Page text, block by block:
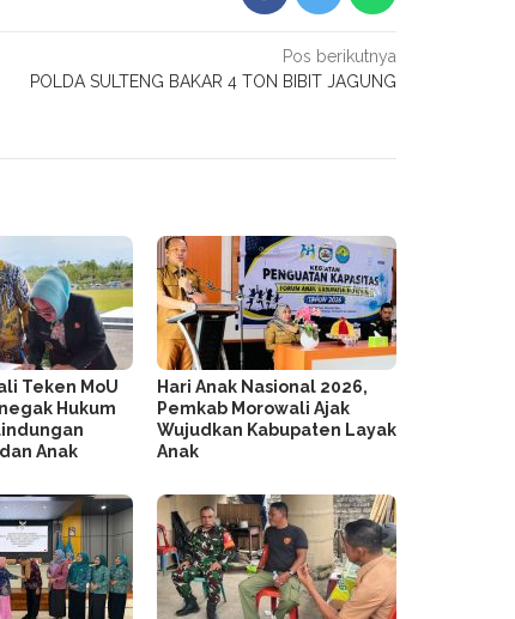
Pos berikutnya
POLDA SULTENG BAKAR 4 TON BIBIT JAGUNG
Teken MoU
Hukum
Anak
Hari Anak Nasional 2026,
Pemkab Morowali Ajak
Wujudkan Kabupaten Layak
Anak